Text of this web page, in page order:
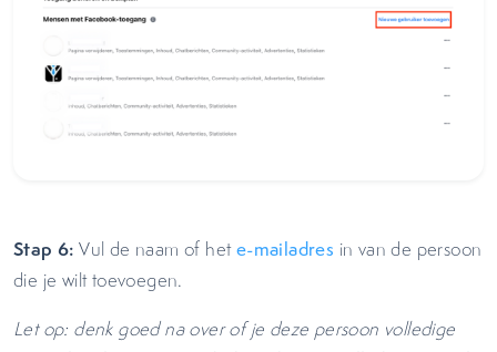
Stap 6: Vul de naam of hete-mailadres in van de persoon
die je wilt toevoegen.
Let op: denk goed na over of je deze persoon volledige